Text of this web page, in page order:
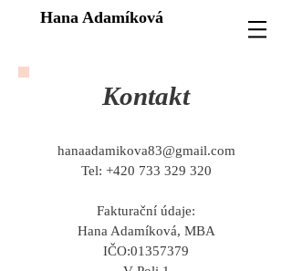
Hana Adamíková
Kontakt
hanaadamikova83@gmail.com
Tel: +420 733 329 320
Fakturační údaje:
Hana Adamíková, MBA
IČO:01357379